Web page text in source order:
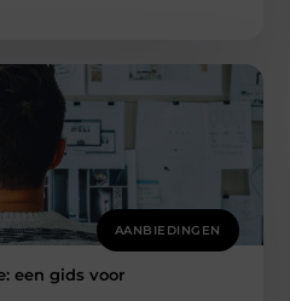
AANBIEDINGEN
een gids voor